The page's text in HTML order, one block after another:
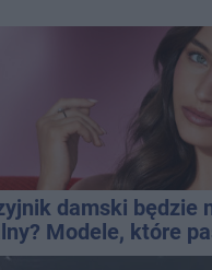
damski będzie
Modele, które